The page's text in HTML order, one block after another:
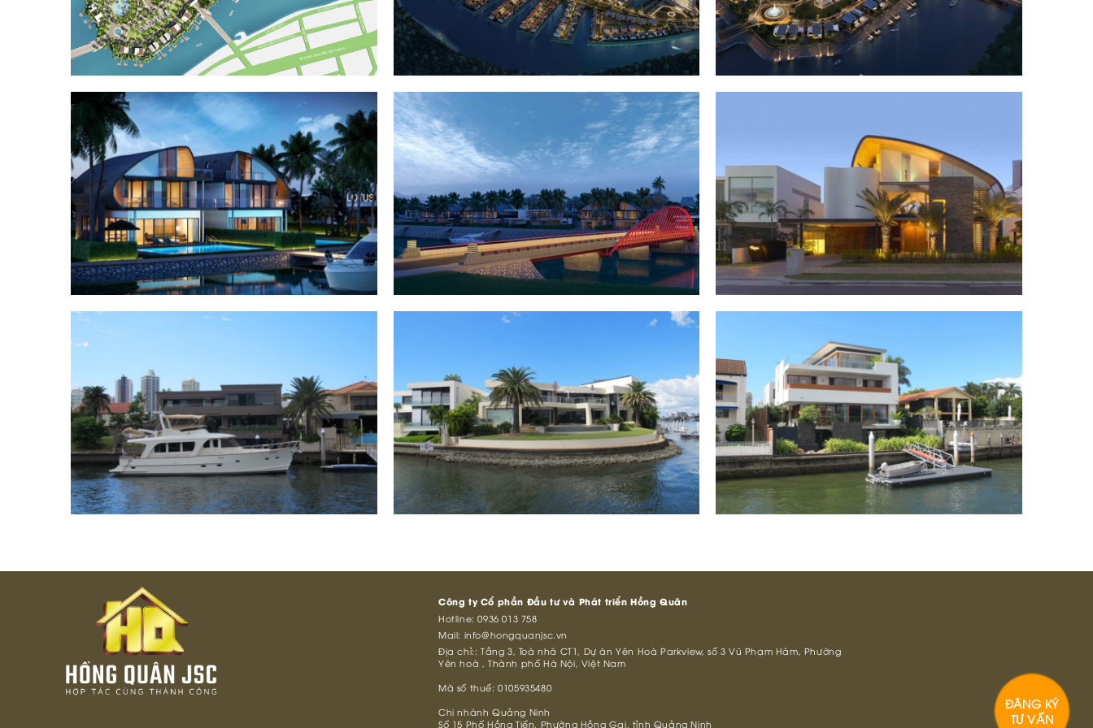
ĐĂNG KÝ
TƯ VẤN
Công ty Cổ phần Đầu tư và Phát triển Hồng Quân
Hotline:0936 013 758
Mail: info@hongquanjsc.vn
Địa chỉ:: Tầng 3, Toà nhà CT1, Dự án Yên Hoà Parkview, số 3 Vũ Phạm Hàm, Phường
Yên hoà , Thành phố Hà Nội, Việt Nam
Mã số thuế: 0105935480
Chi nhánh Quảng Ninh
Số 15 Phố Hồng Tiến, Phường Hồng Gai, tỉnh Quảng Ninh